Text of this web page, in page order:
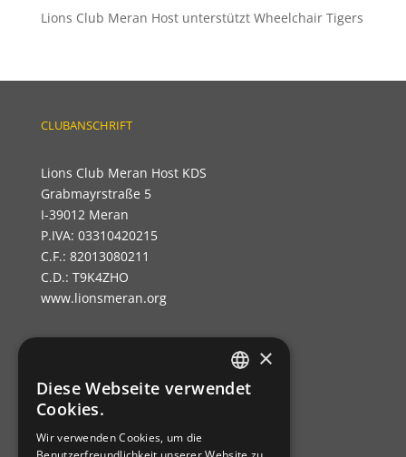
Lions Club Meran Host unterstützt Wheelchair Tigers
CLUBANSCHRIFT
Lions Club Meran Host KDS
Grabmayrstraße 5
I-39012 Meran
P.IVA: 03310420215
C.F.: 82013080211
C.D.: T9K4ZHO
www.lionsmeran.org
IBAN: IT39C0811258591000303200680
SWIFT-BIC: RZSBIT21101
GERMAN
×
Diese Webseite verwendet
Cookies.
Wir verwenden Cookies, um die